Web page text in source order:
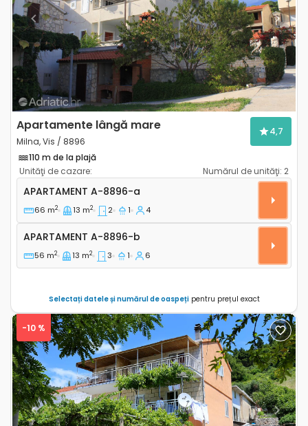
Previous Next
Apartamente lângă mare
Milna, Vis / 8896
4,7
110 m de la plajă
Unităţi de cazare:
Numărul de unităţi: 2
Apartament cu două camere Milna, Vis A-8896-a
APARTAMENT A-8896-a
66 m2 13 m2 2 1 4
Apartament A-8896-b
APARTAMENT A-8896-b
56 m2 13 m2 3 1 6
Selectați datele și numărul de oaspețipentru prețul exact
Previous Next
-10 %